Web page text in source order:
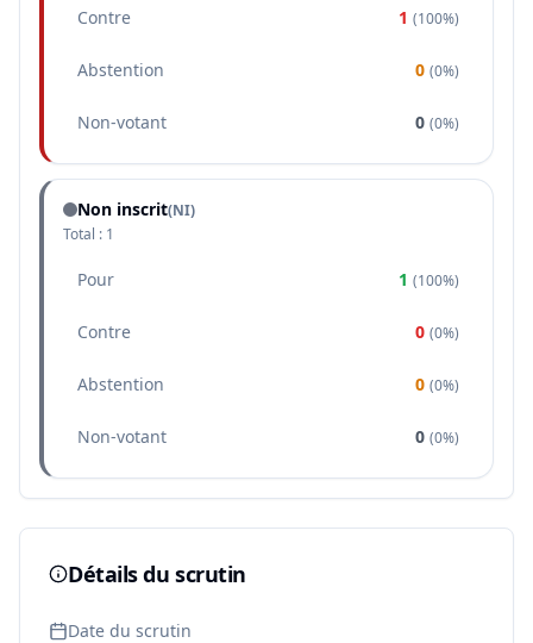
Contre 1 (100%)
Abstention 0 (0%)
Non-votant 0 (0%)
Non inscrit(NI)
Total : 1
Pour 1 (100%)
Contre 0 (0%)
Abstention 0 (0%)
Non-votant 0 (0%)
Détails du scrutin
Date du scrutin